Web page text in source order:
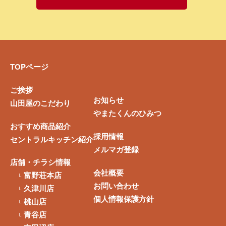
TOPページ
ご挨拶
山田屋のこだわり
おすすめ商品紹介
セントラルキッチン紹介
店舗・チラシ情報
富野荘本店
久津川店
桃山店
青谷店
お知らせ
やまたくんのひみつ
採用情報
メルマガ登録
会社概要
お問い合わせ
個人情報保護方針